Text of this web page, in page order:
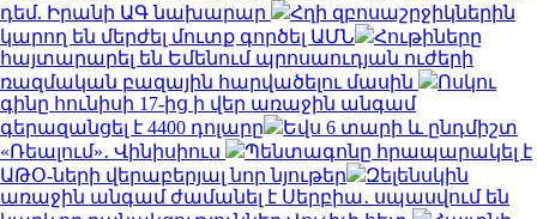
դեմ. Իրանի ԱԳ նախարար
Հղի զբոսաշրջիկներին
կարող են մերժել մուտք գործել ԱՄՆ
Հութիները
հայտարարել են Եմենում պրոսաուդյան ուժերի
ռազմական բազային հարվածելու մասին
Ոսկու
գինը հունիսի 17-ից ի վեր առաջին անգամ
գերազանցել է 4400 դոլարը
Եվս 6 տարի և ընդմիշտ
«Ռեալում»․ Վինիսիուս
Պենտագոնը հրապարակել է
ԱԹՕ-ների վերաբերյալ նոր նյութեր
Զելենսկին
առաջին անգամ ժամանել է Սերբիա․ սպասվում են